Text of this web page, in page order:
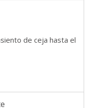
de ceja hasta el